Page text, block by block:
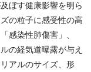
ぼす健康影響を明ら
の粒子に感受性の高
感染性肺傷害」、
の経気道曝露が与え
アルのサイズ、形